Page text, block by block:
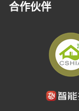
合作伙伴